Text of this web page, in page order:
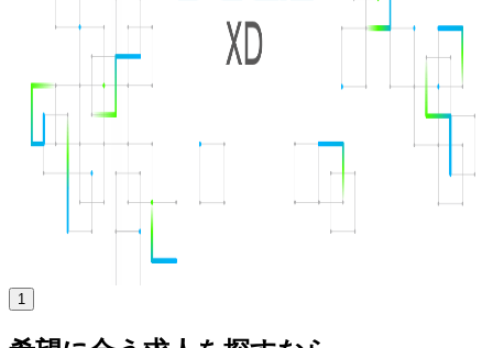
をコアナレッジとした教育事業を展開しています。
BtoB1→10（プロダクト成長）
募集中の求人情報
【全社】カジュアル面談フォーム
東京都新宿区
1